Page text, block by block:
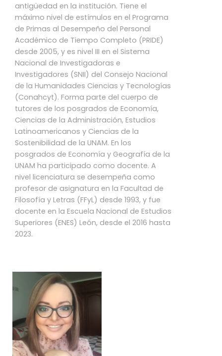
antigüedad en la institución. Tiene el
máximo nivel de estímulos en el Programa
de Primas al Desempeño del Personal
Académico de Tiempo Completo (PRIDE)
desde 2005, y es nivel III en el Sistema
Nacional de Investigadoras e
Investigadores (SNII) del Consejo Nacional
de la Humanidades Ciencias y Tecnologías
(Conahcyt). Forma parte del cuerpo de
tutores de los posgrados de Economía,
Ciencias de la Administración, Estudios
Latinoamericanos y Ciencias de la
Sostenibilidad de la UNAM. En los
posgrados de Economía y Geografía de la
UNAM ha participado como docente. A
nivel licenciatura se desempeña como
profesor de asignatura en la Facultad de
Filosofía y Letras (FFyL) desde 1993, y fue
docente en la Escuela Nacional de Estudios
Superiores (ENES) León, desde el 2016 hasta
2023.